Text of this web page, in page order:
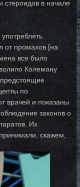
стероидов в начале
от промахов [на
все было
Колеману
по
врачей и показаны
законов о
Их
скажем,